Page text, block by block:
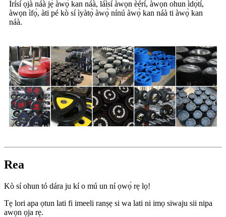
Ìrísí ọjà náà jẹ́ àwọ̀ kan náà, láìsí àwọn èérí, àwọn ohun ìdọ̀tí,
àwọn ìfọ́, àti pé kò sí ìyàtọ̀ àwọ̀ nínú àwọ̀ kan náà ti àwọ̀ kan
náà.
Rea
Kò sí ohun tó dára ju kí o mú un ní ọwọ́ rẹ lọ!
Tẹ lori apa ọtun lati fi imeeli ranṣẹ si wa lati ni imọ siwaju sii nipa
awọn ọja rẹ.